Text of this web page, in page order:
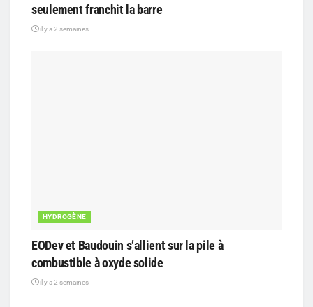
seulement franchit la barre
il y a 2 semaines
HYDROGÈNE
EODev et Baudouin s’allient sur la pile à
combustible à oxyde solide
il y a 2 semaines